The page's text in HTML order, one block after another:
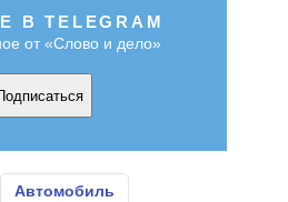
В TELEGRAM
от «Слово и дело»
Автомобиль